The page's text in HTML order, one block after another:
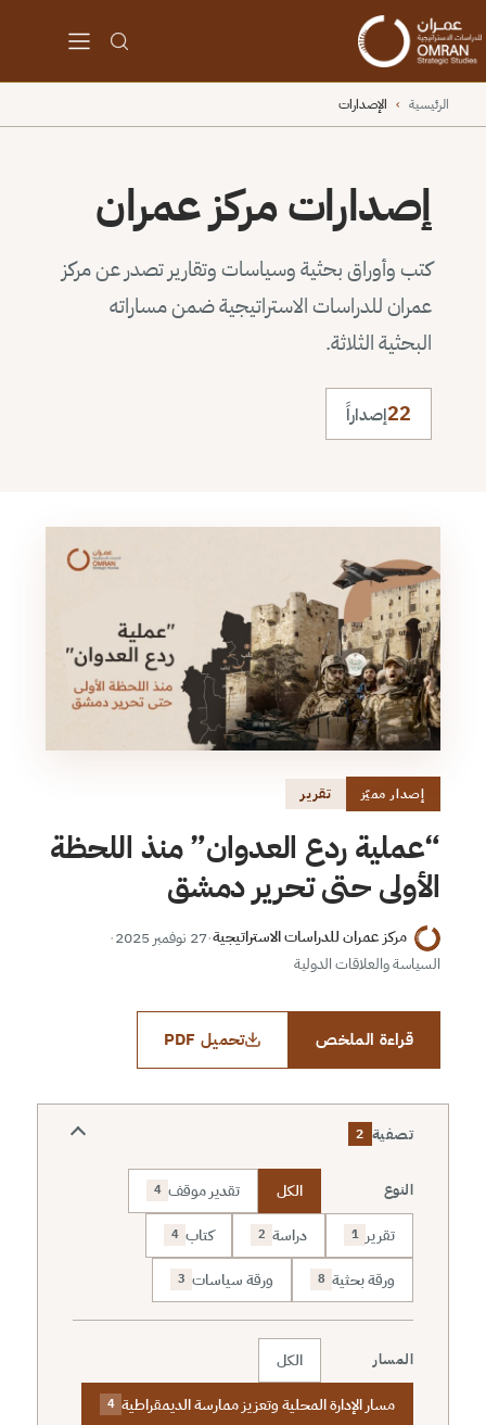
الرئيسية › الإصدارات
إصدارات مركز عمران
كتب وأوراق بحثية وسياسات وتقارير تصدر عن مركز
عمران للدراسات الاستراتيجية ضمن مساراته
البحثية الثلاثة.
22إصداراً
إصدار مميّز تقرير
“عملية ردع العدوان” منذ اللحظة
الأولى حتى تحرير دمشق
مركز عمران للدراسات الاستراتيجية·27 نوفمبر 2025
·
السياسة والعلاقات الدولية
قراءة الملخص تحميل PDF
تصفية 2
النوع الكل تقدير موقف 4
تقرير 1 دراسة 2 كتاب 4
ورقة بحثية 8 ورقة سياسات 3
المسار
الكل
مسار الإدارة المحلية وتعزيز ممارسة الديمقراطية 4